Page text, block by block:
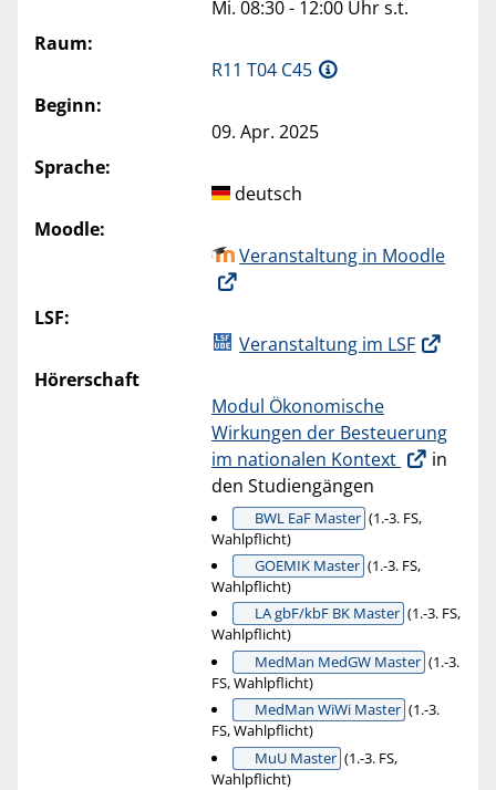
Mi. 08:30 - 12:00 Uhr s.t.
Raum:
R11 T04 C45
Beginn:
09. Apr. 2025
Sprache:
deutsch
Moodle:
Veranstaltung in Moodle
LSF:
Veranstaltung im LSF
Hörerschaft
Modul Ökonomische
Wirkungen der Besteuerung
im nationalen Kontext
in
den Studiengängen
BWL EaF Master (1.-3. FS,
Wahlpflicht)
GOEMIK Master (1.-3. FS,
Wahlpflicht)
LA gbF/kbF BK Master (1.-3. FS,
Wahlpflicht)
MedMan MedGW Master (1.-3.
FS, Wahlpflicht)
MedMan WiWi Master (1.-3.
FS, Wahlpflicht)
MuU Master (1.-3. FS,
Wahlpflicht)